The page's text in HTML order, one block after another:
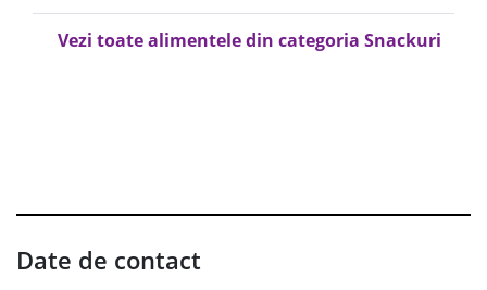
Vezi toate alimentele din categoria Snackuri
Date de contact